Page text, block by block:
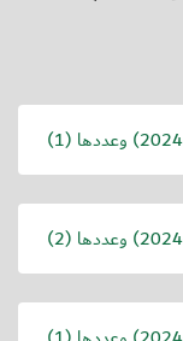
) وعددها (1)
) وعددها (2)